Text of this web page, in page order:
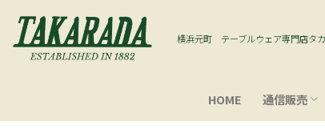
content
横浜元町 テーブルウェア専門店タ
HOME 通信販売